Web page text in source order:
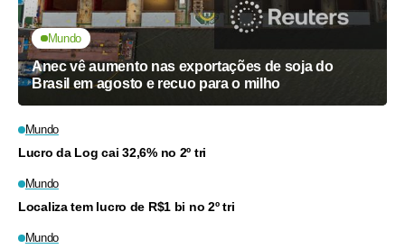
Mundo
Anec vê aumento nas exportações de soja do
Brasil em agosto e recuo para o milho
Mundo
Lucro da Log cai 32,6% no 2º tri
Mundo
Localiza tem lucro de R$1 bi no 2º tri
Mundo